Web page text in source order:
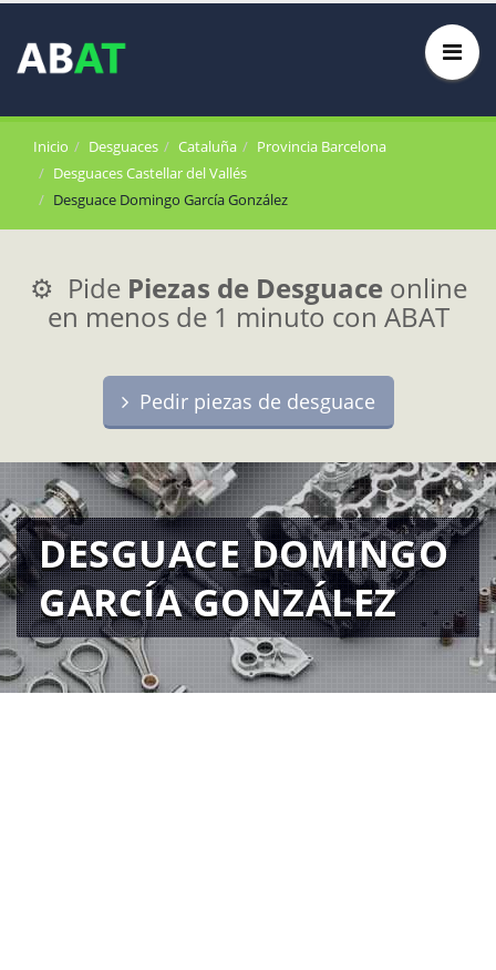
Inicio Desguaces Cataluña
Provincia Barcelona
Desguaces Castellar del Vallés
Desguace Domingo García González
⚙️ Pide Piezas de Desguace online
en menos de 1 minuto con ABAT
Pedir piezas de desguace
DESGUACE DOMINGO
GARCÍA GONZÁLEZ